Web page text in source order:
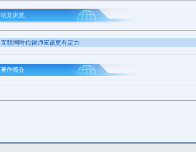
论文浏览
互联网时代律师应该更有定力
著作简介